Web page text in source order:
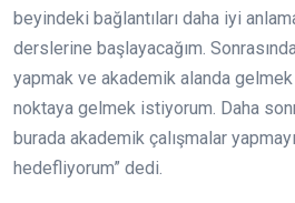
beyindeki bağlantıları daha iyi
derslerine başlayacağım.
yapmak ve akademik alanda
noktaya gelmek istiyorum. Daha
burada akademik çalışmalar
hedefliyorum” dedi.